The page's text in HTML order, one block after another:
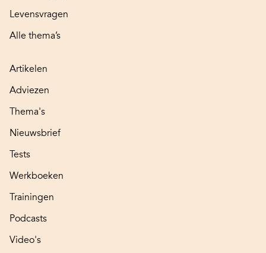
Levensvragen
Alle thema’s
Artikelen
Adviezen
Thema's
Nieuwsbrief
Tests
Werkboeken
Trainingen
Podcasts
Video's